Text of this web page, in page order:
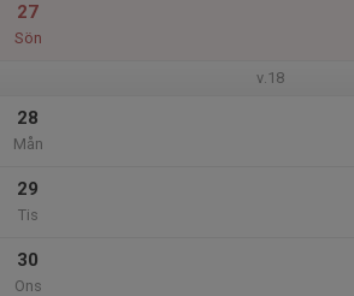
27
Sön
v.18
28
Mån
29
Tis
30
Ons